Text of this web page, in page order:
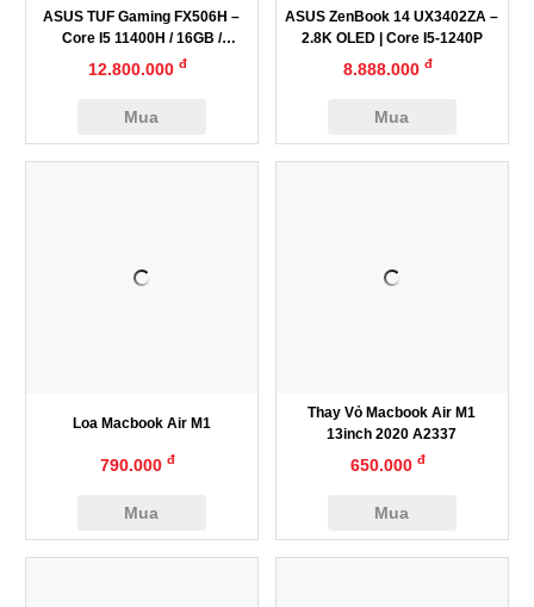
ASUS TUF Gaming FX506H –
Core I5 11400H / 16GB /
512GB/RTX 3050 / LED RGB
12.800.000 đ
Mua
ASUS ZenBook 14 UX3402ZA –
2.8K OLED | Core I5-1240P
8.888.000 đ
Mua
Loa Macbook Air M1
790.000 đ
Mua
Thay Vỏ Macbook Air M1
13inch 2020 A2337
650.000 đ
Mua